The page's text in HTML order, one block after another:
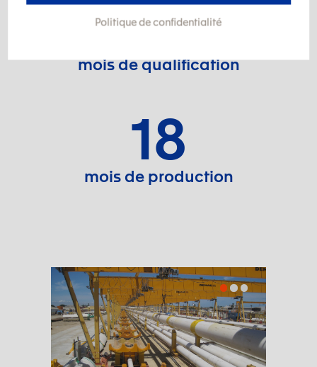
12
mois de qualification
18
mois de production
Politique de confidentialité